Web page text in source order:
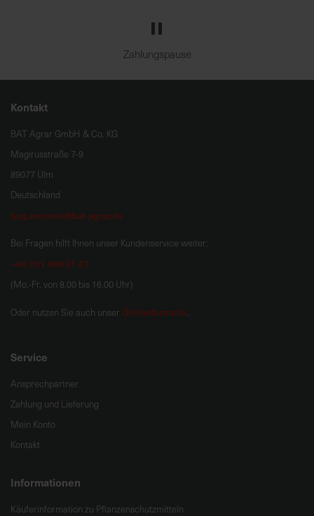
Zahlungspause
Kontakt
BAT Agrar GmbH & Co. KG
Magirusstraße 7-9
89077 Ulm
Deutschland
hug.zentrale@bat-agrar.de
Bei Fragen hilft Ihnen unser Kundenservice weiter:
+49 251 60957 47
(Mo.-Fr. von 8.00 bis 16.00 Uhr)
Oder nutzen Sie auch unser Onlineformular.
Service
Ansprechpartner
Zahlung und Lieferung
Mein Konto
Kontakt
Informationen
Käuferinformation zu Pflanzenschutzmitteln